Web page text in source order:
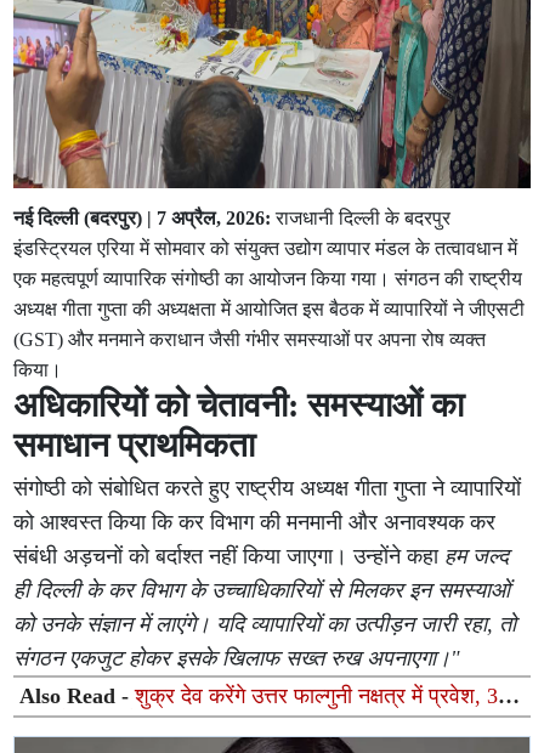
नई दिल्ली (बदरपुर) | 7 अप्रैल, 2026: राजधानी दिल्ली के बदरपुर
इंडस्ट्रियल एरिया में सोमवार को संयुक्त उद्योग व्यापार मंडल के तत्वावधान में
एक महत्वपूर्ण व्यापारिक संगोष्ठी का आयोजन किया गया। संगठन की राष्ट्रीय
अध्यक्ष गीता गुप्ता की अध्यक्षता में आयोजित इस बैठक में व्यापारियों ने जीएसटी
(GST) और मनमाने कराधान जैसी गंभीर समस्याओं पर अपना रोष व्यक्त
किया।
अधिकारियों को चेतावनी: समस्याओं का
समाधान प्राथमिकता
संगोष्ठी को संबोधित करते हुए राष्ट्रीय अध्यक्ष गीता गुप्ता ने व्यापारियों
को आश्वस्त किया कि कर विभाग की मनमानी और अनावश्यक कर
संबंधी अड़चनों को बर्दाश्त नहीं किया जाएगा। उन्होंने कहा हम जल्द
ही दिल्ली के कर विभाग के उच्चाधिकारियों से मिलकर इन समस्याओं
को उनके संज्ञान में लाएंगे। यदि व्यापारियों का उत्पीड़न जारी रहा, तो
संगठन एकजुट होकर इसके खिलाफ सख्त रुख अपनाएगा।"
Also Read -शुक्र देव करेंगे उत्तर फाल्गुनी नक्षत्र में प्रवेश, 3
राशियों की चमकेगी किस्मत